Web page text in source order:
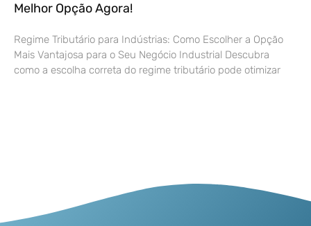
Melhor Opção Agora!
Regime Tributário para Indústrias: Como Escolher a Opção
Mais Vantajosa para o Seu Negócio Industrial Descubra
como a escolha correta do regime tributário pode otimizar